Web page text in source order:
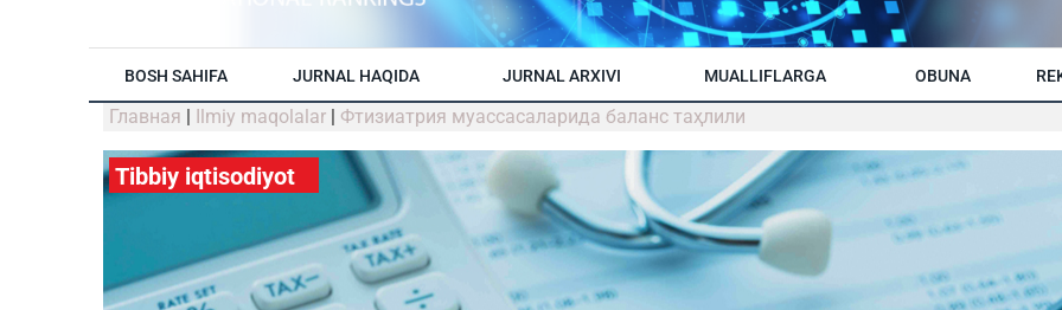
BOSH SAHIFA JURNAL HAQIDA JURNAL ARXIVI MUALLIFLARGA OBUNA
Главная | Ilmiy maqolalar| Фтизиатрия муассасаларида баланс таҳлили
Tibbiy iqtisodiyot